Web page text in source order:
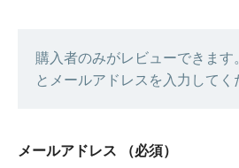
購入者のみがレビューできま
とメールアドレスを入力してく
メールアドレス （必須）